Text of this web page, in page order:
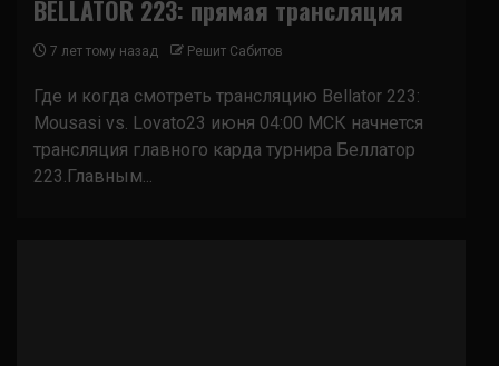
BELLATOR 223: прямая трансляция
7 лет тому назад Решит Сабитов
Где и когда смотреть трансляцию Bellator 223:
Mousasi vs. Lovato23 июня 04:00 МСК начнется
трансляция главного карда турнира Беллатор
223.Главным...